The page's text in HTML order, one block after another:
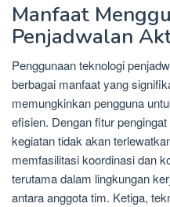
Manfaat
Penjadwalan
Penggunaan teknologi
berbagai manfaat yang
memungkinkan pengguna
efisien. Dengan fitur
kegiatan tidak akan
memfasilitasi koordinasi dan
terutama dalam lingkungan
antara anggota tim. Ketiga,